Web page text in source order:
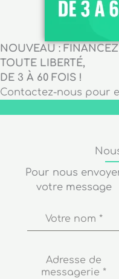
NOUVEAU :
TOUTE LIBERTÉ,
DE 3 À 60 FOIS !
Contactez-nous pour
Pour nous
votre message
Votre nom *
Adresse de
messagerie *